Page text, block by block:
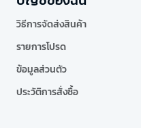
วิธีการจัดส่งสินค้า
รายการโปรด
ข้อมูลส่วนตัว
ประวัติการสั่งซื้อ